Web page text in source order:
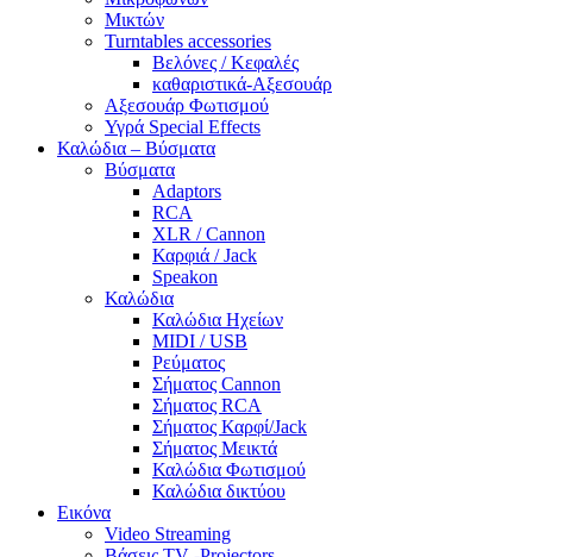
Μικτών
Turntables accessories
Βελόνες / Κεφαλές
καθαριστικά-Αξεσουάρ
Αξεσουάρ Φωτισμού
Υγρά Special Effects
Καλώδια – Βύσματα
Βύσματα
Adaptors
RCA
XLR / Cannon
Καρφιά / Jack
Speakon
Καλώδια
Καλώδια Ηχείων
MIDI / USB
Ρεύματος
Σήματος Cannon
Σήματος RCA
Σήματος Καρφί/Jack
Σήματος Μεικτά
Καλώδια Φωτισμού
Καλώδια δικτύου
Εικόνα
Video Streaming